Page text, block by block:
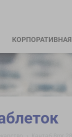
КОРПОРАТИВНАЯ